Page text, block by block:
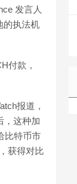
发言人
的执法机
付款，
报道，
，这种加
比特币市
获得对比